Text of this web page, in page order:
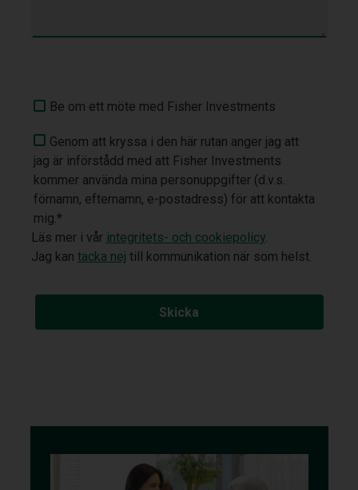
Be om ett möte med Fisher Investments
Genom att kryssa i den här rutan anger jag att
jag är införstådd med att Fisher Investments
kommer använda mina personuppgifter (d.v.s.
förnamn, efternamn, e-postadress) för att kontakta
mig.*
Läs mer i vår integritets- och cookiepolicy.
Jag kan tacka nej till kommunikation när som helst.